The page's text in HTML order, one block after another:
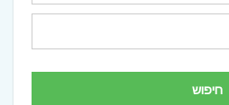
חיפוש